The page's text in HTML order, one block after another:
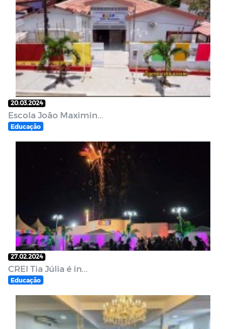
20.03.2024
Escola João Maximin...
Educação
27.02.2024
CREI Tia Júlia é in...
Educação